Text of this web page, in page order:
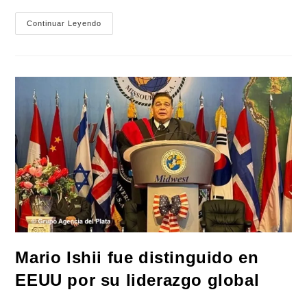
Continuar Leyendo
En
Llama
Selección
De
Jueces
A
La
Carta,
Esa
Es
La
Justicia
Que
Están
Preparando
Para
El
Pueblo
Mario Ishii fue distinguido en
EEUU por su liderazgo global